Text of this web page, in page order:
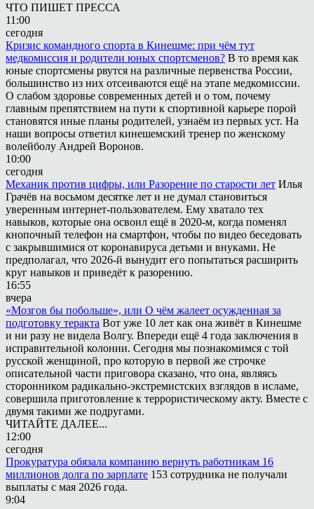
ЧТО ПИШЕТ ПРЕССА
11:00
сегодня
Кризис командного спорта в Кинешме: при чём тут
медкомиссия и родители юных спортсменов? В то время как
юные спортсмены рвутся на различные первенства России,
большинство из них отсеиваются ещё на этапе медкомиссии.
О слабом здоровье современных детей и о том, почему
главным препятствием на пути к спортивной карьере порой
становятся иные планы родителей, узнаём из первых уст. На
наши вопросы ответил кинешемский тренер по женскому
волейболу Андрей Воронов.
10:00
сегодня
Механик против цифры, или Разорение по старости лет Илья
Грачёв на восьмом десятке лет и не думал становиться
уверенным интернет-пользователем. Ему хватало тех
навыков, которые она освоил ещё в 2020-м, когда поменял
кнопочный телефон на смартфон, чтобы по видео беседовать
с закрывшимися от коронавируса детьми и внуками. Не
предполагал, что 2026-й вынудит его попытаться расширить
круг навыков и приведёт к разорению.
16:55
вчера
«Мозгов бы побольше», или О чём жалеет осужденная за
подготовку теракта Вот уже 10 лет как она живёт в Кинешме
и ни разу не видела Волгу. Впереди ещё 4 года заключения в
исправительной колонии. Сегодня мы познакомимся с той
русской женщиной, про которую в первой же строчке
описательной части приговора сказано, что она, являясь
сторонником радикально-экстремистских взглядов в исламе,
совершила приготовление к террористическому акту. Вместе с
двумя такими же подругами.
ЧИТАЙТЕ ДАЛЕЕ...
12:00
сегодня
Прокуратура обязала компанию вернуть работникам 16
миллионов долга по зарплате 153 сотрудника не получали
выплаты с мая 2026 года.
9:04